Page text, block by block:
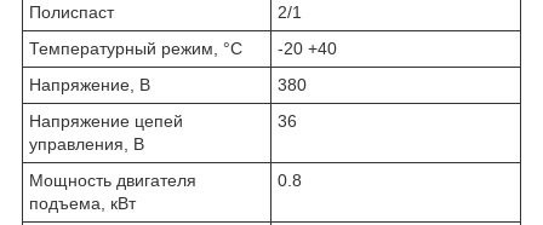
Полиспаст
2/1
Температурный режим, °С
-20 +40
Напряжение, В
380
Напряжение цепей
управления, В
36
Мощность двигателя
подъема, кВт
0.8